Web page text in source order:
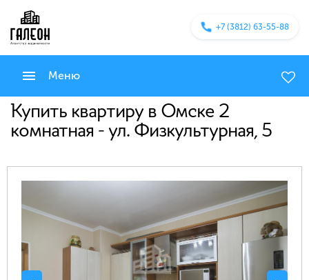
+7 (3812) 63-55-88
Меню
Купить квартиру в Омске 2
комнатная - ул. Физкультурная, 5